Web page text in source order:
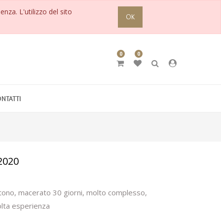
L'utilizzo del sito
OK
0 0
macerato 30 giorni, molto complesso,
esperienza